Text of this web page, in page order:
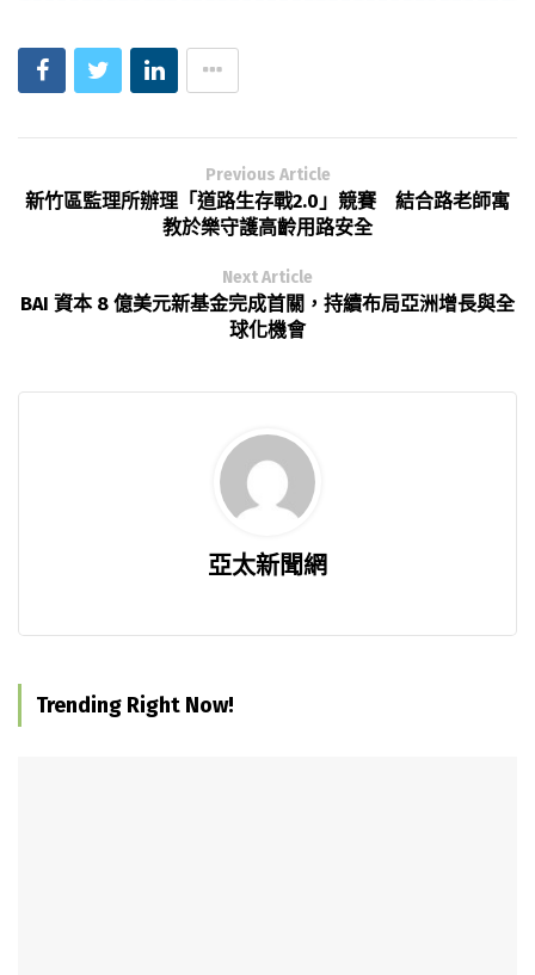
Previous Article
新竹區監理所辦理「道路生存戰2.0」競賽 結合路老師寓
教於樂守護高齡用路安全
Next Article
BAI 資本 8 億美元新基金完成首關，持續布局亞洲增長與全
球化機會
亞太新聞網
Trending Right Now!